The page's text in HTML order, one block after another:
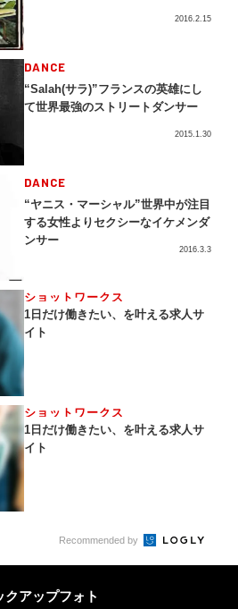
2016.2.15
DANCE
“Salah(サラ)”フランスの英雄にし
て世界最強のストリートダンサー
2015.1.30
DANCE
“ヤニス・マーシャル”世界中が注目
する女性よりセクシーなイケメンダ
ンサー
2016.3.3
ショットワークス
1日だけ働きたい、を叶える求人サ
イト
ショットワークス
1日だけ働きたい、を叶える求人サ
イト
Recommended by
クアップフォト